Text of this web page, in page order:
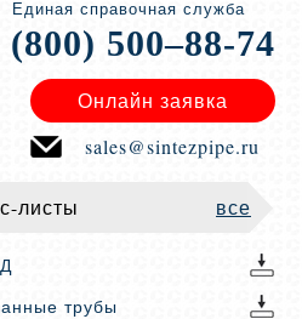
Единая справочная служба
(800) 500–88-74
Онлайн заявка
sales@sintezpipe.ru
листы все
трубы